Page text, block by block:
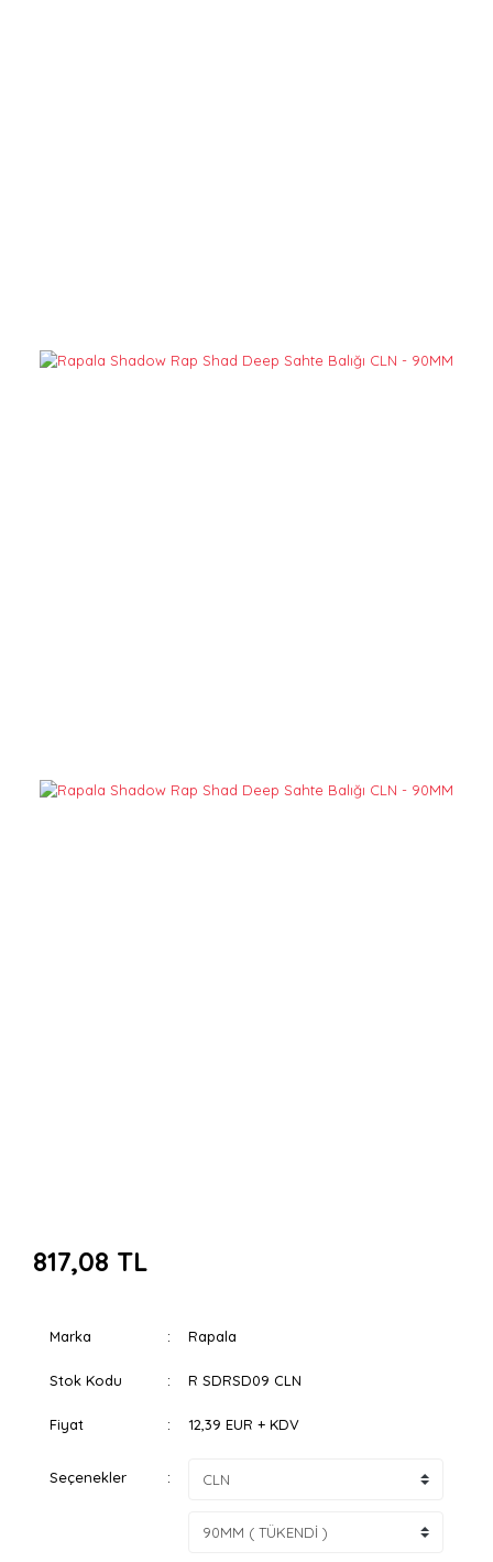
817,08 TL
Marka Rapala
Stok Kodu R SDRSD09 CLN
Fiyat 12,39 EUR + KDV
Seçenekler